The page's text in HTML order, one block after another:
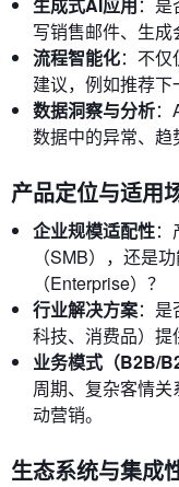
写销售邮件、生成
流程智能化：不
建议，例如推荐下
数据洞察与分析
数据中的异常、趋
产品定位与适用
企业规模适配性
（SMB），还是
（Enterprise）？
行业解决方案：
科技、消费品）提
业务模式（B2B/
周期、复杂客情
动营销。
生态系统与集成